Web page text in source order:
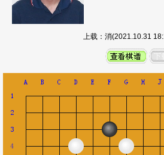
上载：消